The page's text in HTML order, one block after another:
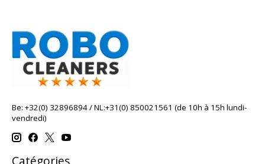
Be: +32(0) 32896894 / NL:+31(0) 850021561 (de 10h à 15h lundi-
vendredi)